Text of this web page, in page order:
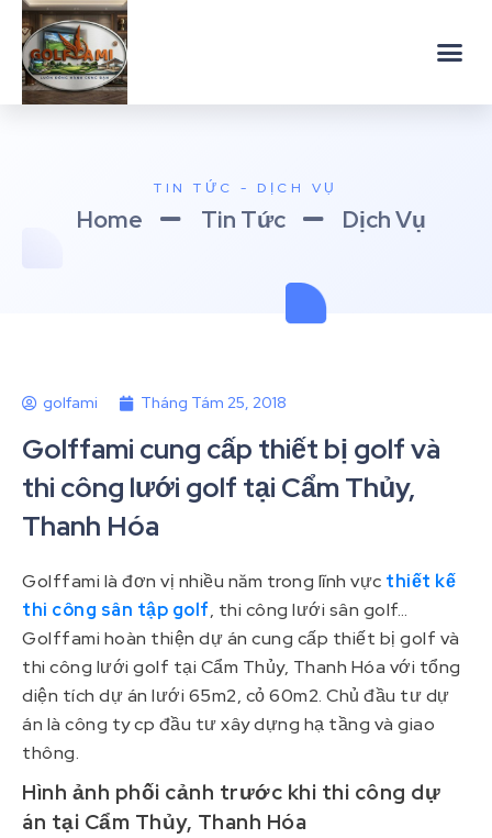
TIN TỨC - DỊCH VỤ
Home Tin Tức Dịch Vụ
golfami Tháng Tám 25, 2018
Golffami cung cấp thiết bị golf và
thi công lưới golf tại Cẩm Thủy,
Thanh Hóa
Golffami là đơn vị nhiều năm trong lĩnh vực thiết kế
thi công sân tập golf, thi công lưới sân golf…
Golffami hoàn thiện dự án cung cấp thiết bị golf và
thi công lưới golf tại Cẩm Thủy, Thanh Hóa với tổng
diện tích dự án lưới 65m2, cỏ 60m2. Chủ đầu tư dự
án là công ty cp đầu tư xây dựng hạ tầng và giao
thông.
Hình ảnh phối cảnh trước khi thi công dự
án tại Cẩm Thủy, Thanh Hóa